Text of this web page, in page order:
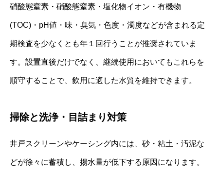
硝酸態窒素・硝酸態窒素・塩化物イオン・有機物
(TOC)・pH値・味・臭気・色度・濁度などが含まれる定
期検査を少なくとも年１回行うことが推奨されていま
す。設置直後だけでなく、継続使用においてもこれらを
順守することで、飲用に適した水質を維持できます。
掃除と洗浄・目詰まり対策
井戸スクリーンやケーシング内には、砂・粘土・汚泥な
どが徐々に蓄積し、揚水量が低下する原因になります。